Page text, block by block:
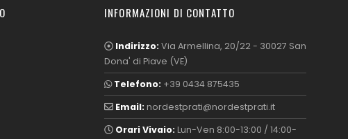
INFORMAZIONI DI CONTATTO
Indirizzo: Via Armellina, 20/22 - 30027 San
Dona' di Piave (VE)
Telefono: +39 0434 875435
Email: nordestprati@nordestprati.it
Orari Vivaio: Lun-Ven 8:00-13:00 / 14:00-